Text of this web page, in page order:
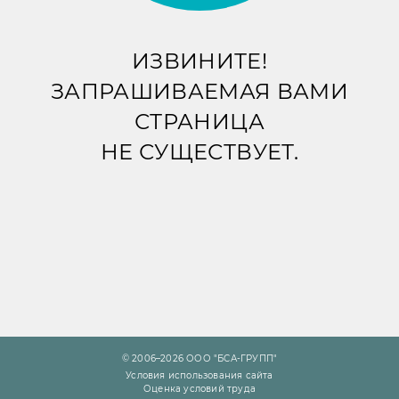
ИЗВИНИТЕ!
ЗАПРАШИВАЕМАЯ ВАМИ
СТРАНИЦА
НЕ СУЩЕСТВУЕТ.
© 2006–2026 ООО "БСА-ГРУПП"
Условия использования сайта
Оценка условий труда